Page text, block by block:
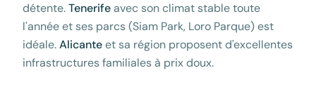
détente.Tenerifeavec son climat stable toute
l'année et ses parcs (Siam Park, Loro Parque) est
idéale.Alicanteet sa région proposent d'excellentes
infrastructures familiales à prix doux.